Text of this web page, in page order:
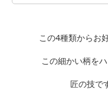
この4種類からお
この細かい柄を
匠の技で